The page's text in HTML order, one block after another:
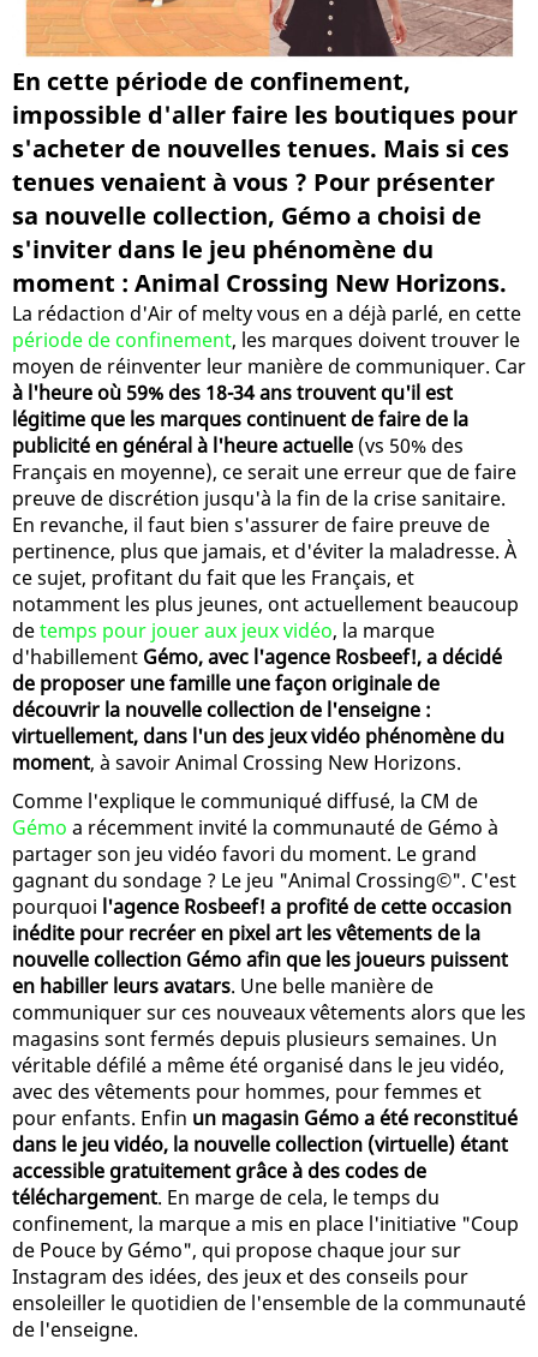
En cette période de confinement,
impossible d'aller faire les boutiques pour
s'acheter de nouvelles tenues. Mais si ces
tenues venaient à vous ? Pour présenter
sa nouvelle collection, Gémo a choisi de
s'inviter dans le jeu phénomène du
moment : Animal Crossing New Horizons.
La rédaction d'Air of melty vous en a déjà parlé, en cette
période de confinement, les marques doivent trouver le
moyen de réinventer leur manière de communiquer. Car
à l'heure où 59% des 18-34 ans trouvent qu'il est
légitime que les marques continuent de faire de la
publicité en général à l'heure actuelle (vs 50% des
Français en moyenne), ce serait une erreur que de faire
preuve de discrétion jusqu'à la fin de la crise sanitaire.
En revanche, il faut bien s'assurer de faire preuve de
pertinence, plus que jamais, et d'éviter la maladresse. À
ce sujet, profitant du fait que les Français, et
notamment les plus jeunes, ont actuellement beaucoup
detemps pour jouer aux jeux vidéo, la marque
d'habillement Gémo, avec l'agence Rosbeef!, a décidé
de proposer une famille une façon originale de
découvrir la nouvelle collection de l'enseigne :
virtuellement, dans l'un des jeux vidéo phénomène du
moment, à savoir Animal Crossing New Horizons.
Comme l'explique le communiqué diffusé, la CM de
Gémo a récemment invité la communauté de Gémo à
partager son jeu vidéo favori du moment. Le grand
gagnant du sondage ? Le jeu "Animal Crossing©". C'est
pourquoi l'agence Rosbeef! a profité de cette occasion
inédite pour recréer en pixel art les vêtements de la
nouvelle collection Gémo afin que les joueurs puissent
en habiller leurs avatars. Une belle manière de
communiquer sur ces nouveaux vêtements alors que les
magasins sont fermés depuis plusieurs semaines. Un
véritable défilé a même été organisé dans le jeu vidéo,
avec des vêtements pour hommes, pour femmes et
pour enfants. Enfin un magasin Gémo a été reconstitué
dans le jeu vidéo, la nouvelle collection (virtuelle) étant
accessible gratuitement grâce à des codes de
téléchargement. En marge de cela, le temps du
confinement, la marque a mis en place l'initiative "Coup
de Pouce by Gémo", qui propose chaque jour sur
Instagram des idées, des jeux et des conseils pour
ensoleiller le quotidien de l'ensemble de la communauté
de l'enseigne.